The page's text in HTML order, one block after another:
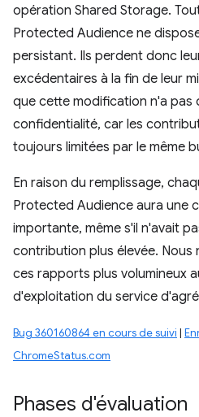
opération Shared Storage.
Protected Audience ne
persistant. Ils perdent donc
excédentaires à la fin de leur
que cette modification n'a pas
confidentialité, car les
toujours limitées par le même
En raison du remplissage,
Protected Audience aura une
importante, même s'il n'avait
contribution plus élevée.
ces rapports plus volumineux
d'exploitation du service
Bug 360160864 en cours de suivi |
ChromeStatus.com
Phases d'évaluation